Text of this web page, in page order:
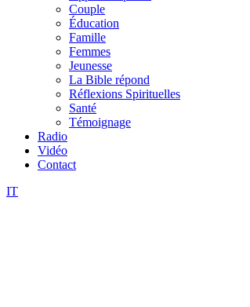
Couple
Éducation
Famille
Femmes
Jeunesse
La Bible répond
Réflexions Spirituelles
Santé
Témoignage
Radio
Vidéo
Contact
IT